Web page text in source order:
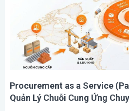
Procurement as a Service
Quản Lý Chuỗi Cung Ứng